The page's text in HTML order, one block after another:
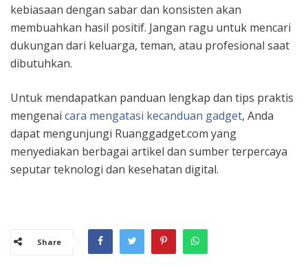
kebiasaan dengan sabar dan konsisten akan
membuahkan hasil positif. Jangan ragu untuk mencari
dukungan dari keluarga, teman, atau profesional saat
dibutuhkan.
Untuk mendapatkan panduan lengkap dan tips praktis
mengenai cara mengatasi kecanduan gadget, Anda
dapat mengunjungi Ruanggadget.com yang
menyediakan berbagai artikel dan sumber terpercaya
seputar teknologi dan kesehatan digital.
Share